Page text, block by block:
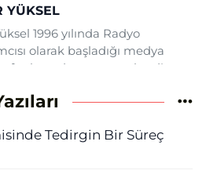
YÜKSEL
1996 yılında Radyo
olarak başladığı medya
fasılasız devam etmektedir.
yazı, haber ve sunuculuk
(EHA) bünyesinde Medya
Tedirgin Bir Süreç